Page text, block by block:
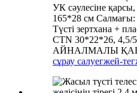
УК сәулесіне
165*28 см
Түсті зертхана +
CTN 30*22*26, 4,5/
АЙНАЛМАЛЫ
сұрау салуегжей-